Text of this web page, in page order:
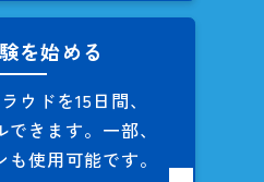
を始める
ウドを15日間、
きます。 一部、
も使用可能です。